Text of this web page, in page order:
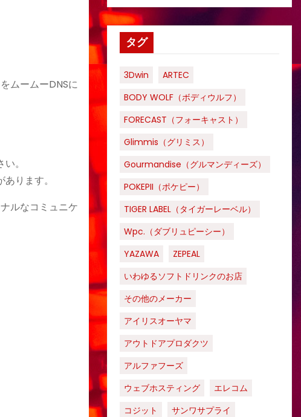
ムームーDNSに
。
ります。
ルなコミュニケ
タグ
3Dwin
ARTEC
BODY WOLF（ボディウルフ）
FORECAST（フォーキャスト）
Glimmis（グリミス）
Gourmandise（グルマンディーズ）
POKEPII（ポケピー）
TIGER LABEL（タイガーレーベル）
Wpc.（ダブリュピーシー）
YAZAWA
ZEPEAL
いわゆるソフトドリンクのお店
その他のメーカー
アイリスオーヤマ
アウトドアプロダクツ
アルファフーズ
ウェブホスティング
エレコム
コジット
サンワサプライ